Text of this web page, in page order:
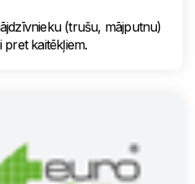
(trušu, mājputnu)
kaitēkļiem.